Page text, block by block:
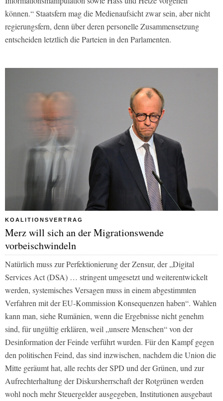
können.“ Staatsfern mag die Medienaufsicht zwar sein, aber nicht
regierungsfern, denn über deren personelle Zusammensetzung
entscheiden letztlich die Parteien in den Parlamenten.
KOALITIONSVERTRAG
Merz will sich an der Migrationswende
vorbeischwindeln
Natürlich muss zur Perfektionierung der Zensur, der „Digital
Services Act (DSA) … stringent umgesetzt und weiterentwickelt
werden, systemisches Versagen muss in einem abgestimmten
Verfahren mit der EU-Kommission Konsequenzen haben“. Wahlen
kann man, siehe Rumänien, wenn die Ergebnisse nicht genehm
sind, für ungültig erklären, weil „unsere Menschen“ von der
Desinformation der Feinde verführt wurden. Für den Kampf gegen
den politischen Feind, das sind inzwischen, nachdem die Union die
Mitte geräumt hat, alle rechts der SPD und der Grünen, und zur
Aufrechterhaltung der Diskursherrschaft der Rotgrünen werden
wohl noch mehr Steuergelder ausgegeben, Institutionen ausgebaut